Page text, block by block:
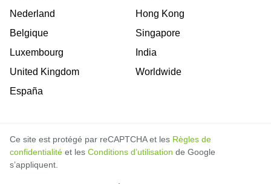
Nederland
Belgique
Luxembourg
United Kingdom
España
Hong Kong
Singapore
India
Worldwide
Ce site est protégé par reCAPTCHA et les Règles de
confidentialité et les Conditions d’utilisation de Google
s’appliquent.